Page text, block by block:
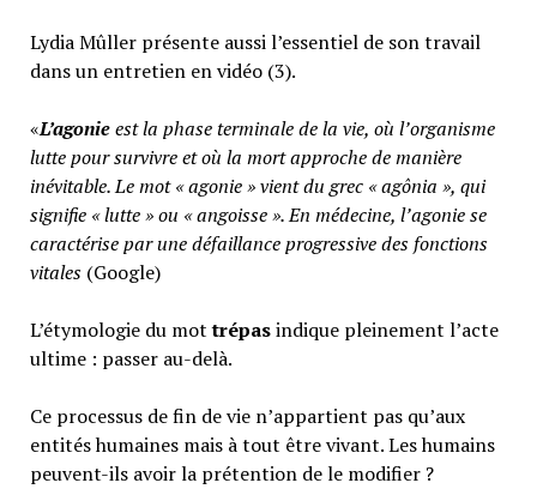
Lydia Mûller présente aussi l’essentiel de son travail
dans un entretien en vidéo (3).
«L’agonieest la phase terminale de la vie, où l’organisme
lutte pour survivre et où la mort approche de manière
inévitable. Le mot « agonie » vient du grec « agônia », qui
signifie « lutte » ou « angoisse ». En médecine, l’agonie se
caractérise par une défaillance progressive des fonctions
vitales(Google)
L’étymologie du mottrépasindique pleinement l’acte
ultime : passer au-delà.
Ce processus de fin de vie n’appartient pas qu’aux
entités humaines mais à tout être vivant. Les humains
peuvent-ils avoir la prétention de le modifier ?